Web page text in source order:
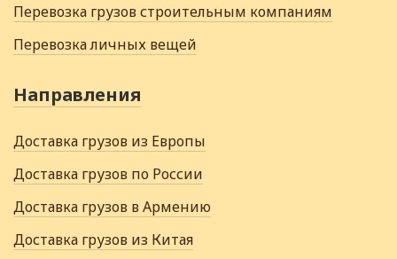
Перевозка грузов строительным компаниям
Перевозка личных вещей
Направления
Доставка грузов из Европы
Доставка грузов по России
Доставка грузов в Армению
Доставка грузов из Китая